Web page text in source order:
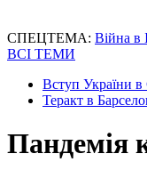
СПЕЦТЕМА: Війна в
ВСІ ТЕМИ
Вступ України
Теракт в
Пандемія